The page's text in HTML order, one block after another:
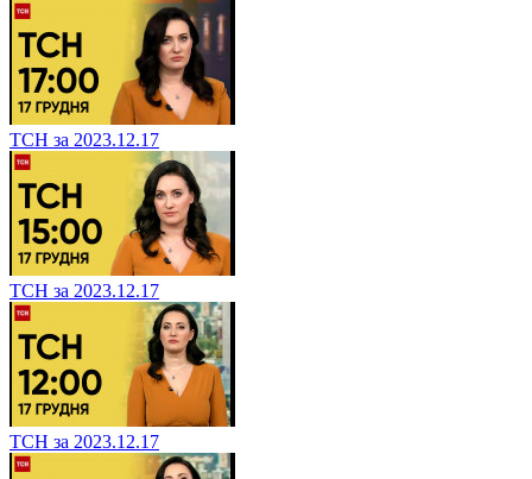
ТСН за 2023.12.17
ТСН за 2023.12.17
ТСН за 2023.12.17